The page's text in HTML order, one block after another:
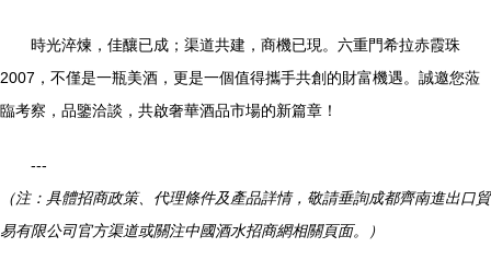
時光淬煉，佳釀已成；渠道共建，商機已現。六重門希拉赤霞珠
2007，不僅是一瓶美酒，更是一個值得攜手共創的財富機遇。誠邀您蒞
臨考察，品鑒洽談，共啟奢華酒品市場的新篇章！
---
（注：具體招商政策、代理條件及產品詳情，敬請垂詢成都齊南進出口貿
易有限公司官方渠道或關注中國酒水招商網相關頁面。）